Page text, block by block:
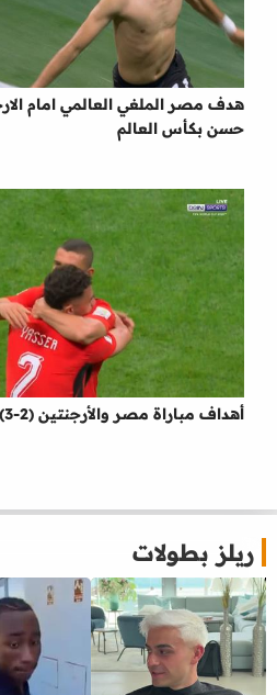
هدف مصر الملغي العالمي امام
حسن بكأس العالم
أهداف مباراة مصر والأرجنتين (2-3) كأس العالم
ريلز بطولات